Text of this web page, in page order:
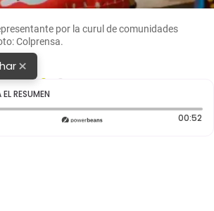
por la curul de comunidades
Colprensa.
×
RESUMEN
transcurrido: 0 segundos 00:52